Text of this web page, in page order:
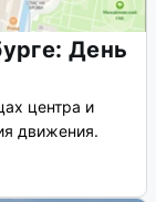
День
центра и
движения.